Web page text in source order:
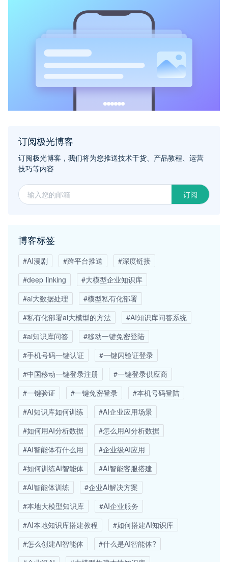
订阅极光博客
订阅极光博客，我们将为您推送技术干货、产品教程、运营
技巧等内容
订阅
博客标签
#AI漫剧 #跨平台推送
#深度链接
#deep linking
#大模型企业知识库
#ai大数据处理
#模型私有化部署
#私有化部署ai大模型的方法
#AI知识库问答系统
#ai知识库问答
#移动一键免密登陆
#手机号码一键认证
#一键闪验证登录
#中国移动一键登录注册
#一键登录供应商
#一键验证
#一键免密登录
#本机号码登陆
#AI知识库如何训练
#AI企业应用场景
#如何用AI分析数据
#怎么用AI分析数据
#AI智能体有什么用
#企业级AI应用
#如何训练AI智能体
#AI智能客服搭建
#AI智能体训练
#企业AI解决方案
#本地大模型知识库
#AI企业服务
#AI本地知识库搭建教程
#如何搭建AI知识库
#怎么创建AI智能体
#什么是AI智能体?